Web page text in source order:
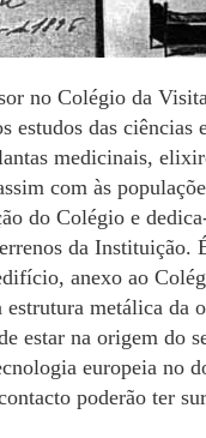
no Colégio da
estudos das ciências
medicinais,
com às
do Colégio e
da Instituição.
anexo ao
metálica da
estar na origem do
europeia no
poderão ter